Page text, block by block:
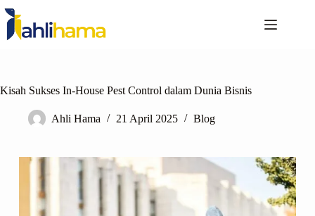
Kisah Sukses In-House Pest Control dalam Dunia Bisnis
Ahli Hama 21 April 2025 Blog